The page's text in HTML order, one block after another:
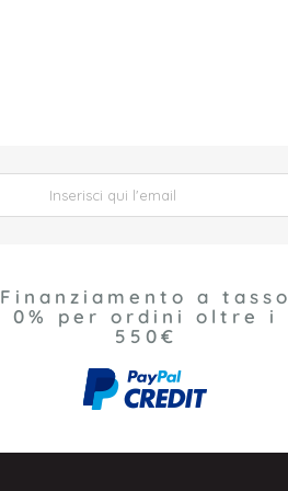
Finanziamento a tasso
0% per ordini oltre i
550€